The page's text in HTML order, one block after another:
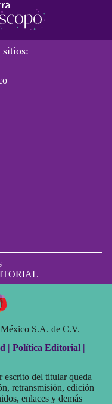
sitios:
S.A. de C.V.
| Política Editorial |
del titular queda
retransmisión, edición
enlaces y demás